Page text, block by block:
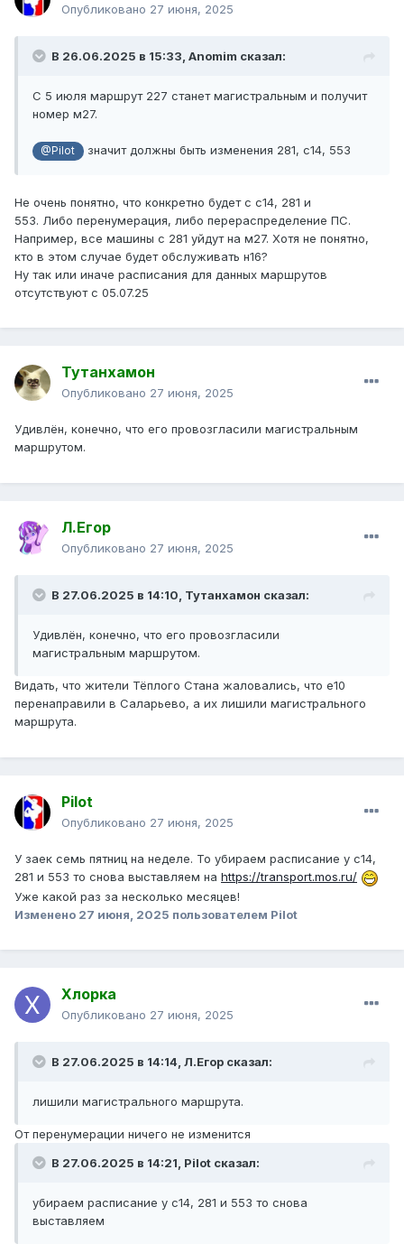
Опубликовано 27 июня, 2025
В 26.06.2025 в 15:33, Anomim сказал:
С 5 июля маршрут 227 станет магистральным и получит
номер м27.
@Pilot значит должны быть изменения 281, с14, 553
Не очень понятно, что конкретно будет с с14, 281 и
553. Либо перенумерация, либо перераспределение ПС.
Например, все машины с 281 уйдут на м27. Хотя не понятно,
кто в этом случае будет обслуживать н16?
Ну так или иначе расписания для данных маршрутов
отсутствуют с 05.07.25
Тутанхамон
Опубликовано 27 июня, 2025
Удивлён, конечно, что его провозгласили магистральным
маршрутом.
Л.Егор
Опубликовано 27 июня, 2025
В 27.06.2025 в 14:10, Тутанхамон сказал:
Удивлён, конечно, что его провозгласили
магистральным маршрутом.
Видать, что жители Тёплого Стана жаловались, что е10
перенаправили в Саларьево, а их лишили магистрального
маршрута.
Pilot
Опубликовано 27 июня, 2025
У заек семь пятниц на неделе. То убираем расписание у с14,
281 и 553 то снова выставляем на https://transport.mos.ru/
Уже какой раз за несколько месяцев!
Изменено 27 июня, 2025 пользователем Pilot
Хлорка
Опубликовано 27 июня, 2025
В 27.06.2025 в 14:14, Л.Егор сказал:
лишили магистрального маршрута.
От перенумерации ничего не изменится
В 27.06.2025 в 14:21, Pilot сказал:
убираем расписание у с14, 281 и 553 то снова
выставляем